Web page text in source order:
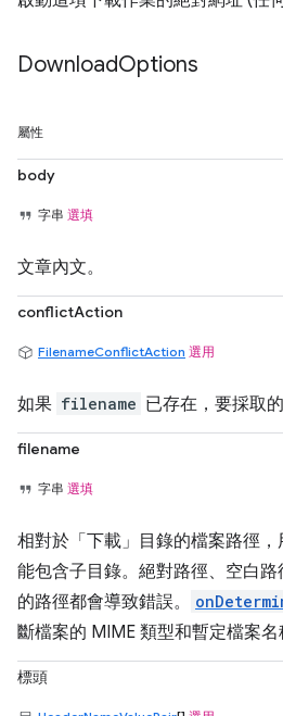
DownloadOptions
屬性
body
字串 選填
文章內文。
conflictAction
FilenameConflictAction 選用
如果 filename 已存在，要採取的
filename
字串 選填
相對於「下載」目錄的檔案路徑
能包含子目錄。絕對路徑、空白路
的路徑都會導致錯誤。
斷檔案的 MIME 類型和暫定檔案名
標頭